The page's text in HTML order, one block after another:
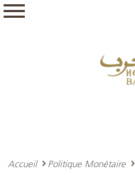
Accueil Politique Monétaire